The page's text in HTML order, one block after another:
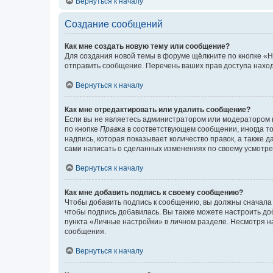
Создание сообщений
Как мне создать новую тему или сообщение?
Для создания новой темы в форуме щёлкните по кнопке
отправить сообщение. Перечень ваших прав доступа
Вернуться к началу
Как мне отредактировать или удалить сообщение?
Если вы не являетесь администратором или
по кнопке Правка в соответствующем сообщении, иногда
надпись, которая показывает количество правок, а
сами написать о сделанных изменениях по своему
Вернуться к началу
Как мне добавить подпись к своему сообщению?
Чтобы добавить подпись к сообщению, вы должны
чтобы подпись добавилась. Вы также можете настроить
пункта «Личные настройки» в личном разделе. Несмотря
сообщения.
Вернуться к началу